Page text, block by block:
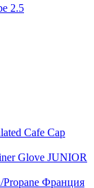
2.5
Cafe Cap
Glove JUNIOR
Propane Франция